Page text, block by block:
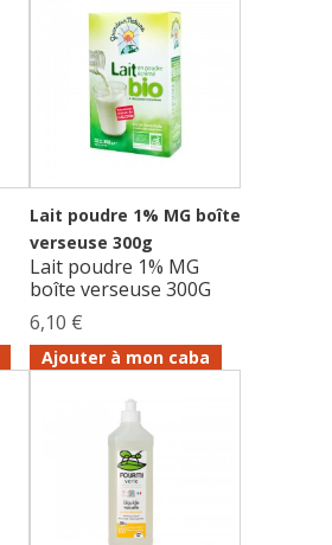
Lait poudre 1% MG boîte
verseuse 300g
Lait poudre 1% MG
boîte verseuse 300G
6,10 €
Ajouter à mon caba